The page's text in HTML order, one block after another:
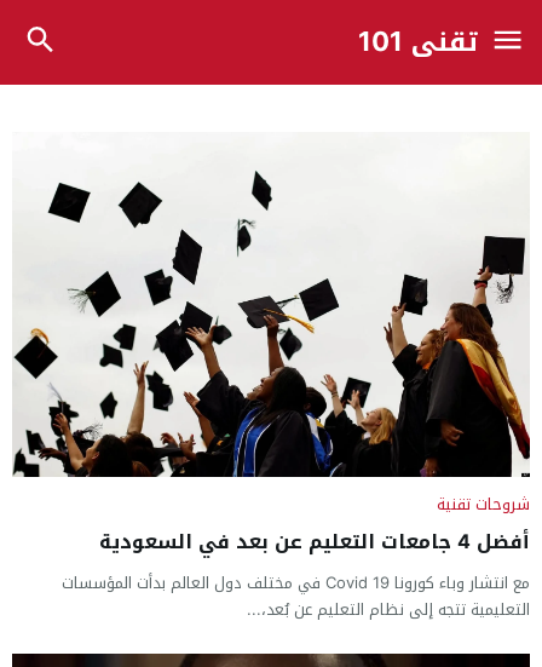
تقني 101
شروحات تقنية
أفضل 4 جامعات التعليم عن بعد في السعودية
مع انتشار وباء كورونا Covid 19 في مختلف دول العالم بدأت المؤسسات
التعليمية تتجه إلى نظام التعليم عن بُعد،...